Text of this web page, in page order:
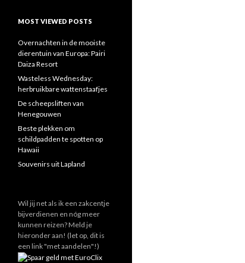
MOST VIEWED POSTS
Overnachten in de mooiste
dierentuin van Europa: Pairi
Daiza Resort
Wasteless Wednesday:
herbruikbare wattenstaafjes
De scheepsliften van
Henegouwen
Beste plekken om
schildpadden te spotten op
Hawaii
Souvenirs uit Lapland
Wil jij net als ik een zakcentje
bijverdienen en nóg meer
kunnen reizen? Meld je
hieronder aan! (let op, dit is
een link "met aandelen"!)